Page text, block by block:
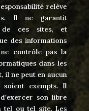
relève
Il ne garantit
de ces sites, et
des informations
contrôle pas la
dans les
il ne peut en aucun
exempts. Il
son libre
tel ou tel site. Les